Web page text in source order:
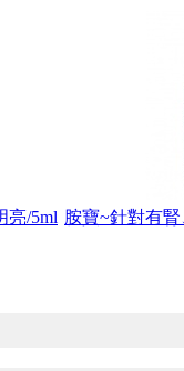
亮/5ml 胺寶~針對有